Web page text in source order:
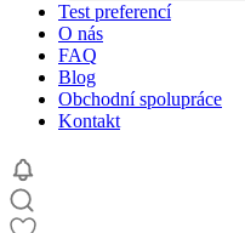
Test preferencí
O nás
FAQ
Blog
Obchodní spolupráce
Kontakt